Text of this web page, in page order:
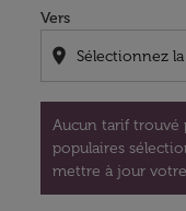
Vers
location_on
Aucun tarif trouvé
populaires
mettre à jour